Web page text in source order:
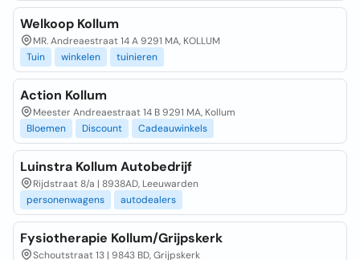
Welkoop Kollum
MR. Andreaestraat 14 A 9291 MA, KOLLUM
Tuin
winkelen tuinieren
Action Kollum
Meester Andreaestraat 14 B 9291 MA, Kollum
Bloemen
Discount Cadeauwinkels
Luinstra Kollum Autobedrijf
Rijdstraat 8/a | 8938AD, Leeuwarden
personenwagens
autodealers
Fysiotherapie Kollum/Grijpskerk
Schoutstraat 13 | 9843 BD, Grijpskerk